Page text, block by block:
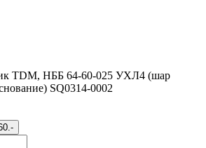
TDM, НББ 64-60-025 УХЛ4 (шар
SQ0314-0002